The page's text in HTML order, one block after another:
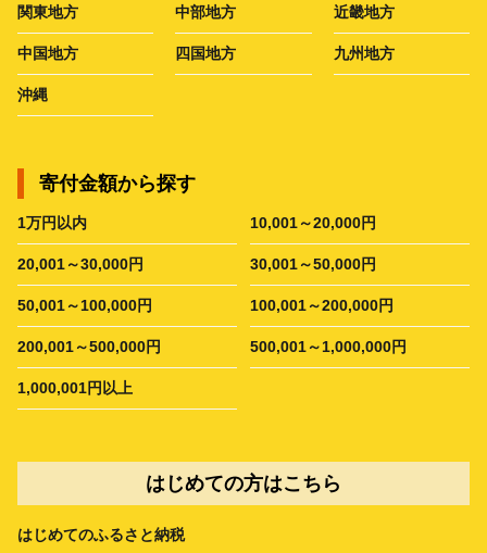
関東地方 中部地方 近畿地方
中国地方 四国地方 九州地方
沖縄
寄付金額から探す
1万円以内 10,001～20,000円
20,001～30,000円 30,001～50,000円
50,001～100,000円 100,001～200,000円
200,001～500,000円 500,001～1,000,000円
1,000,001円以上
はじめての方はこちら
はじめてのふるさと納税